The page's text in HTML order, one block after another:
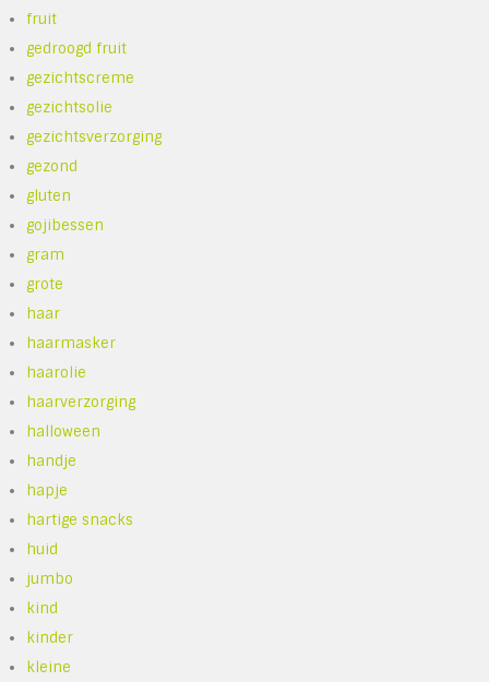
fruit
gedroogd fruit
gezichtscreme
gezichtsolie
gezichtsverzorging
gezond
gluten
gojibessen
gram
grote
haar
haarmasker
haarolie
haarverzorging
halloween
handje
hapje
hartige snacks
huid
jumbo
kind
kinder
kleine